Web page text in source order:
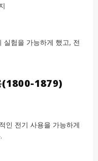
실험을 가능하게 했고, 전
(1800-1879)
인 전기 사용을 가능하게